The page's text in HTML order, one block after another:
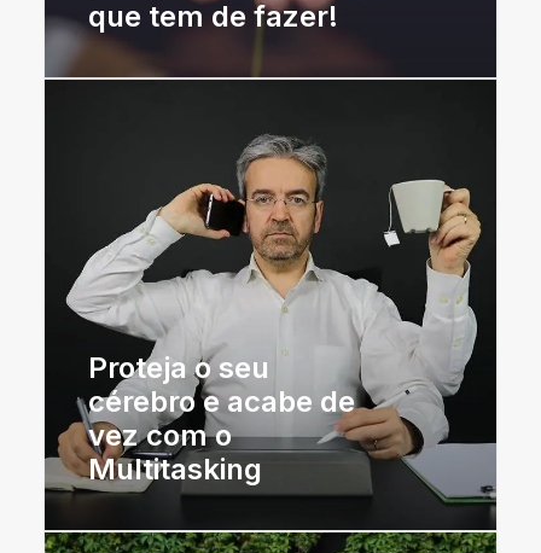
que tem de fazer!
Proteja o seu
cérebro e acabe de
vez com o
Multitasking